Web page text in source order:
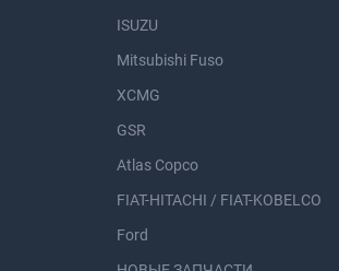
ISUZU
Mitsubishi Fuso
XCMG
GSR
Atlas Copco
FIAT-HITACHI / FIAT-KOBELCO
Ford